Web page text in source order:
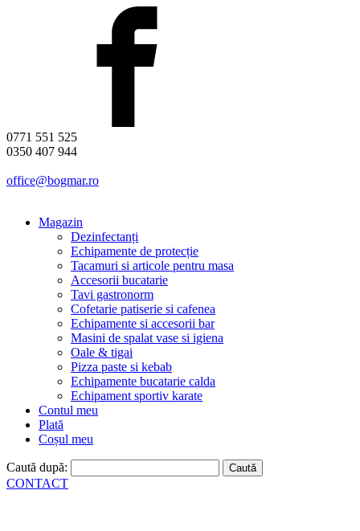
0771 551 525
0350 407 944
office@bogmar.ro
Magazin
Dezinfectanți
Echipamente de protecție
Tacamuri si articole pentru masa
Accesorii bucatarie
Tavi gastronorm
Cofetarie patiserie si cafenea
Echipamente si accesorii bar
Masini de spalat vase si igiena
Oale & tigai
Pizza paste si kebab
Echipamente bucatarie calda
Echipament sportiv karate
Contul meu
Plată
Coșul meu
Caută după:
CONTACT